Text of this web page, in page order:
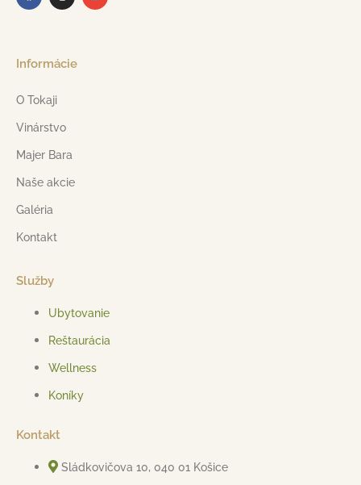
Informácie
O Tokaji
Vinárstvo
Majer Bara
Naše akcie
Galéria
Kontakt
Služby
Ubytovanie
Reštaurácia
Wellness
Koníky
Kontakt
Sládkovičova 10, 040 01 Košice